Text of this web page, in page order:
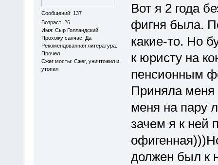
Сообщений: 137
Возраст: 26
Имя: Сыр Голландский
Прохожу санчас: Да
Рекомендованная литература:
Прочел
Сжег мосты: Сжег, уничтожил и
утопил
Вот я 2 года
фигня была.
какие-то. Но
к юристу на
пенсионным
Приняла меня
меня на пару
зачем я к ней
должен был к